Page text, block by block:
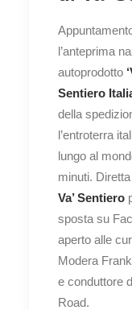
l’anteprima
autoprodotto
Sentiero
della
l’entroterra
lungo al
minuti.
Va’ Sentiero
sposta su
aperto alle
Modera
e conduttore
Road.